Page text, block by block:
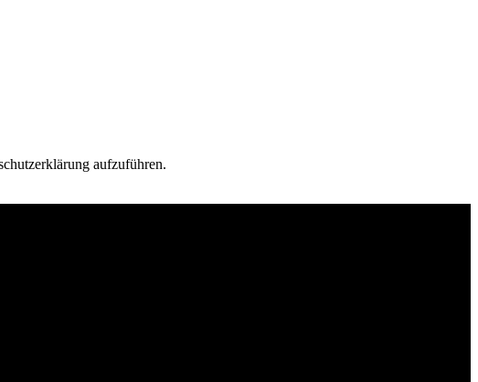
aufzuführen.